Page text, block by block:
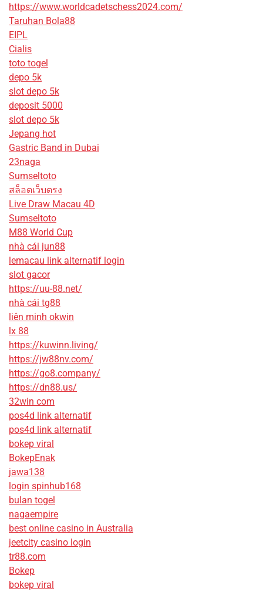
https://www.worldcadetschess2024.com/
Taruhan Bola88
EIPL
Cialis
toto togel
depo 5k
slot depo 5k
deposit 5000
slot depo 5k
Jepang hot
Gastric Band in Dubai
23naga
Sumseltoto
สล็อตเว็บตรง
Live Draw Macau 4D
Sumseltoto
M88 World Cup
nhà cái jun88
lemacau link alternatif login
slot gacor
https://uu-88.net/
nhà cái tg88
liên minh okwin
lx 88
https://kuwinn.living/
https://jw88nv.com/
https://go8.company/
https://dn88.us/
32win com
pos4d link alternatif
pos4d link alternatif
bokep viral
BokepEnak
jawa138
login spinhub168
bulan togel
nagaempire
best online casino in Australia
jeetcity casino login
tr88.com
Bokep
bokep viral